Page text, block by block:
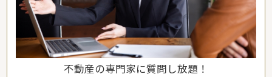
不動産の専門家に質問し放題！